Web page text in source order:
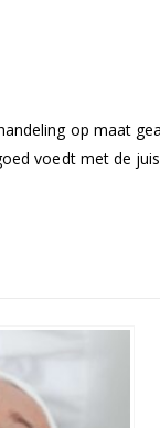
op maat
voedt met de